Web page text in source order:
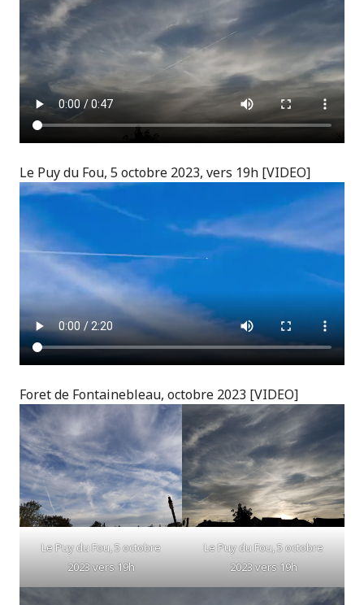
Le Puy du Fou, 5 octobre 2023, vers 19h [VIDEO]
Foret de Fontainebleau, octobre 2023 [VIDEO]
Le Puy du Fou, 5 octobre
2023 vers 19h
Le Puy du Fou, 5 octobre
2023 vers 19h